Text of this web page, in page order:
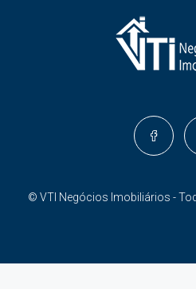
© VTI Negócios Imobiliários -